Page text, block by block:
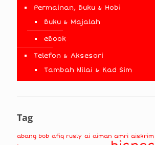
Permainan, Buku & Hobi
Buku & Majalah
eBook
Telefon & Aksesori
Tambah Nilai & Kad Sim
Tag
abang bob afiq rusly ai aiman amri aiskrim